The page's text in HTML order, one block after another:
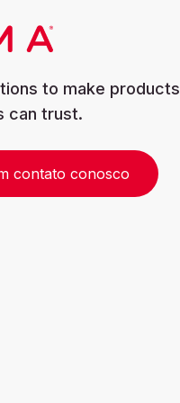
to make products
can trust.
contato conosco